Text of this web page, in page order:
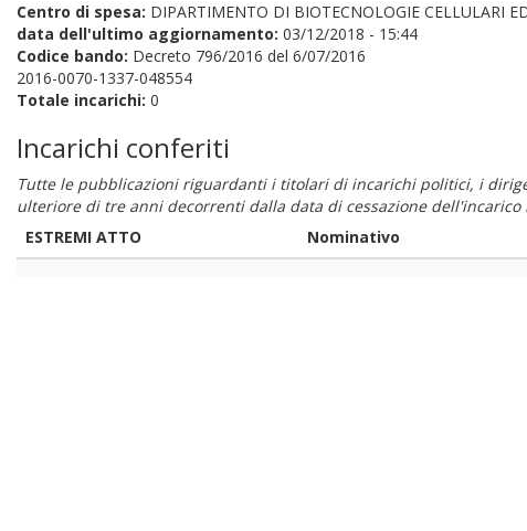
Centro di spesa: DIPARTIMENTO DI BIOTECNOLOGIE CELLULARI
data dell'ultimo aggiornamento: 03/12/2018 - 15:44
Codice bando: Decreto 796/2016 del 6/07/2016
2016-0070-1337-048554
Totale incarichi: 0
Incarichi conferiti
Tutte le pubblicazioni riguardanti i titolari di incarichi politici, i
ulteriore di tre anni decorrenti dalla data di cessazione
ESTREMI ATTO
Nominativo